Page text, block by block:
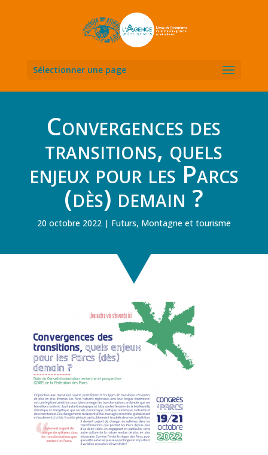
Sélectionner une page
Convergences des
transitions, quels
enjeux pour les Parcs
(dès) demain ?
20 octobre 2022 Futurs, Montagne et tourisme